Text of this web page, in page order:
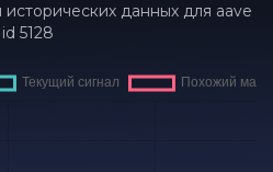
данных для aave
id 5128